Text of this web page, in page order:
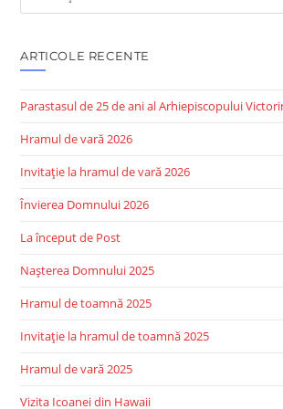
this
ARTICOLE RECENTE
Parastasul de 25 de ani al Arhiepiscopului
Hramul de vară 2026
Invitație la hramul de vară 2026
Învierea Domnului 2026
La început de Post
Nașterea Domnului 2025
Hramul de toamnă 2025
Invitație la hramul de toamnă 2025
Hramul de vară 2025
Vizita Icoanei din Hawaii